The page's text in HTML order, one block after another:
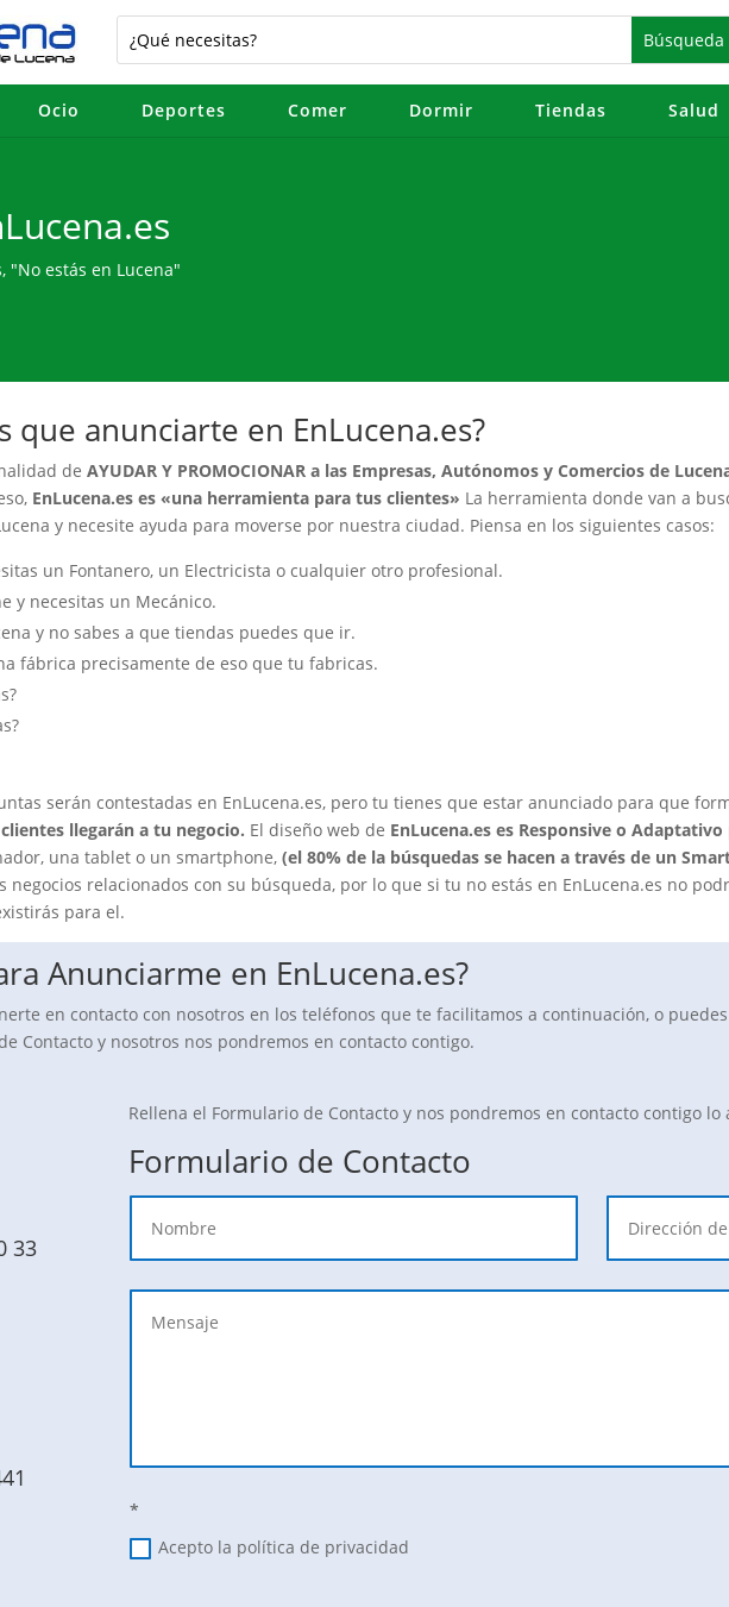
Ocio Deportes Comer Dormir Tiendas Salud
"No estás en Lucena"
que anunciarte en EnLucena.es?
deAYUDAR Y PROMOCIONAR a las Empresas, Autónomos y Comercios de
EnLucena.es es «una herramienta para tus clientes» La herramienta donde van a
y necesite ayuda para moverse por nuestra ciudad. Piensa en los siguientes casos:
un Fontanero, un Electricista o cualquier otro profesional.
y necesitas un Mecánico.
y no sabes a que tiendas puedes que ir.
fábrica precisamente de eso que tu fabricas.
serán contestadas en EnLucena.es, pero tu tienes que estar anunciado para que
llegarán a tu negocio. El diseño web de EnLucena.es es Responsive o Adaptativo
una tablet o un smartphone,(el 80% de la búsquedas se hacen a través de un
negocios relacionados con su búsqueda, por lo que si tu no estás en EnLucena.es no
para el.
Anunciarme en EnLucena.es?
en contacto con nosotros en los teléfonos que te facilitamos a continuación, o
Contacto y nosotros nos pondremos en contacto contigo.
33
Rellena el Formulario de Contacto y nos pondremos en contacto contigo lo
Formulario de Contacto
*
Acepto la política de privacidad